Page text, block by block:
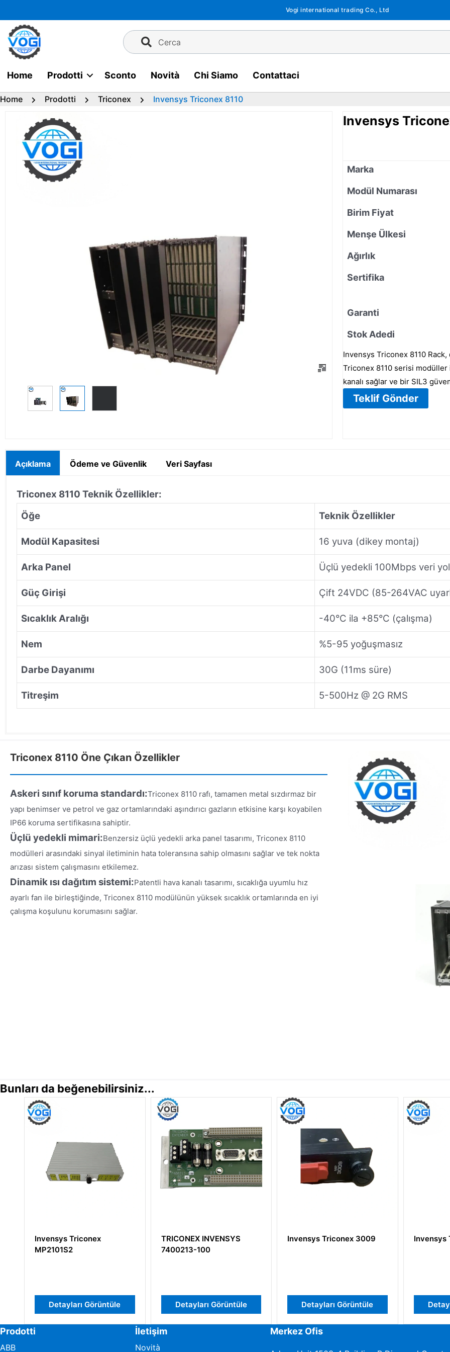
al
contenuto
Vogi international trading Co., Ltd
Cerca
Home Prodotti Sconto Novità Chi Siamo Contattaci
Home Prodotti Triconex Invensys Triconex 8110
Invensys
Marka
Modül Numarası
Birim Fiyat
Menşe Ülkesi
Ağırlık
Sertifika
Garanti
Stok Adedi
Invensys Triconex 8110
Triconex 8110 serisi
kanalı sağlar ve bir SIL3
Teklif Gönder
Açıklama Ödeme ve Güvenlik Veri Sayfası
Triconex 8110 Teknik Özellikler:
Öğe
Teknik Özellikler
Modül Kapasitesi 16 yuva (dikey montaj)
Arka Panel Üçlü yedekli 100Mbps veri
Güç Girişi Çift 24VDC (85-264VAC
Sıcaklık Aralığı -40°C ila +85°C (çalışma)
Nem %5-95 yoğuşmasız
Darbe Dayanımı 30G (11ms süre)
Titreşim 5-500Hz @ 2G RMS
Triconex 8110 Öne Çıkan Özellikler
Askeri sınıf koruma standardı:Triconex 8110 rafı, tamamen metal sızdırmaz bir
yapı benimser ve petrol ve gaz ortamlarındaki aşındırıcı gazların etkisine karşı koyabilen
IP66 koruma sertifikasına sahiptir.
Üçlü yedekli mimari:Benzersiz üçlü yedekli arka panel tasarımı, Triconex 8110
modülleri arasındaki sinyal iletiminin hata toleransına sahip olmasını sağlar ve tek nokta
arızası sistem çalışmasını etkilemez.
Dinamik ısı dağıtım sistemi:Patentli hava kanalı tasarımı, sıcaklığa uyumlu hız
ayarlı fan ile birleştiğinde, Triconex 8110 modülünün yüksek sıcaklık ortamlarında en iyi
çalışma koşulunu korumasını sağlar.
Bunları da beğenebilirsiniz...
TRICONEX INVENSYS
Detayları Görüntüle
Invensys Triconex 3009
Detayları Görüntüle
Invensys Triconex 3636T
Detayları Görüntüle
Prodotti
ABB
İletişim
Novità
Merkez Ofis